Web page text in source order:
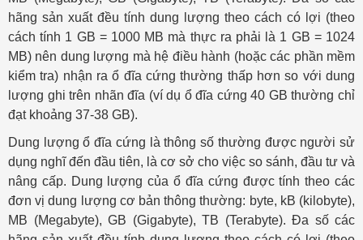
hãng sản xuất đều tính dung lượng theo cách có lợi (theo
cách tính 1 GB = 1000 MB mà thực ra phải là 1 GB = 1024
MB) nên dung lượng mà hệ điều hành (hoặc các phần mềm
kiểm tra) nhận ra ổ đĩa cứng thường thấp hơn so với dung
lượng ghi trên nhãn đĩa (ví dụ ổ đĩa cứng 40 GB thường chỉ
đạt khoảng 37-38 GB).
Dung lượng ổ đĩa cứng là thông số thường được người sử
dụng nghĩ đến đầu tiên, là cơ sở cho việc so sánh, đầu tư và
nâng cấp. Dung lượng của ổ đĩa cứng được tính theo các
đơn vị dung lượng cơ bản thông thường: byte, kB (kilobyte),
MB (Megabyte), GB (Gigabyte), TB (Terabyte). Đa số các